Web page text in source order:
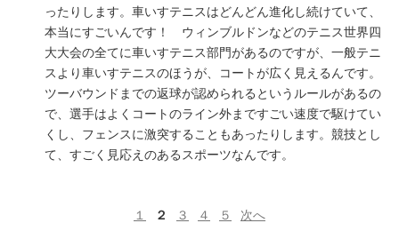
ったりします。車いすテニスはどんどん進化し続けていて、
本当にすごいんです！ ウィンブルドンなどのテニス世界四
大大会の全てに車いすテニス部門があるのですが、一般テニ
スより車いすテニスのほうが、コートが広く見えるんです。
ツーバウンドまでの返球が認められるというルールがあるの
で、選手はよくコートのライン外まですごい速度で駆けてい
くし、フェンスに激突することもあったりします。競技とし
て、すごく見応えのあるスポーツなんです。
１ ２ ３ ４ ５ 次へ